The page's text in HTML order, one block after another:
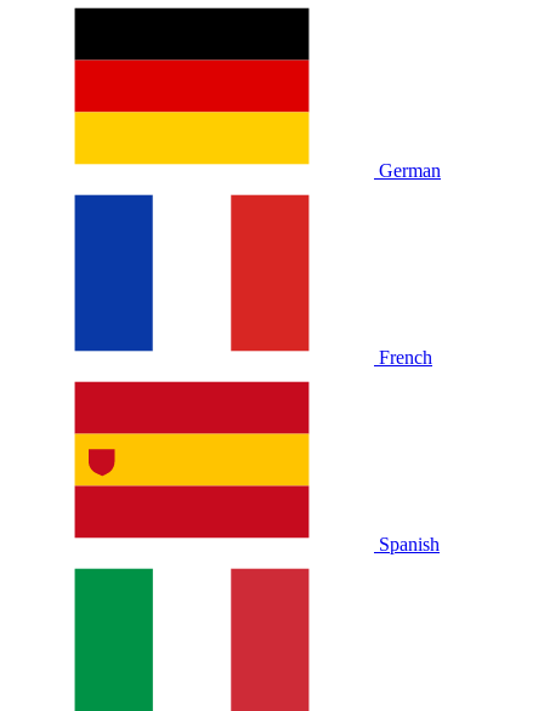
German
French
Spanish